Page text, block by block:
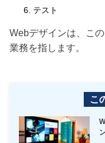
テスト
Webデザインは、こ
業務を指します。
こ